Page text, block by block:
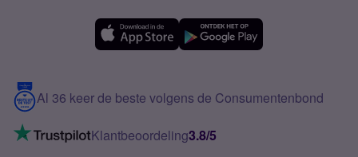
Meerdere nummers
5G internet
Mobiel internet
Mobiel abonnement
Contact
VoLTE 4G bellen
Al 36 keer de beste volgens de Consumentenbond
Klantbeoordeling3.8/5